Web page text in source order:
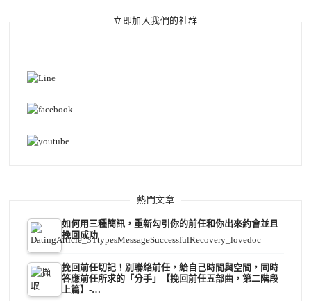
立即加入我們的社群
熱門文章
如何用三種簡訊，重新勾引你的前任和你出來約會並且
挽回成功
挽回前任切記！別聯絡前任，給自己時間與空間，同時
答應前任所求的「分手」【挽回前任五部曲，第二階段
上篇】-…